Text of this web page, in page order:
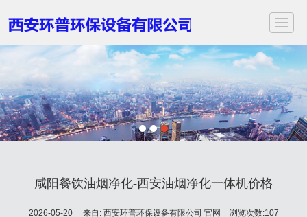
首页 关于我们 服务项目 应用领域案例展示新闻动态视频中心
咸阳餐饮油烟净化-西安油烟净化一体机价格
2026-05-20 来自: 西安环普环保设备有限公司 官网 浏览次数:107